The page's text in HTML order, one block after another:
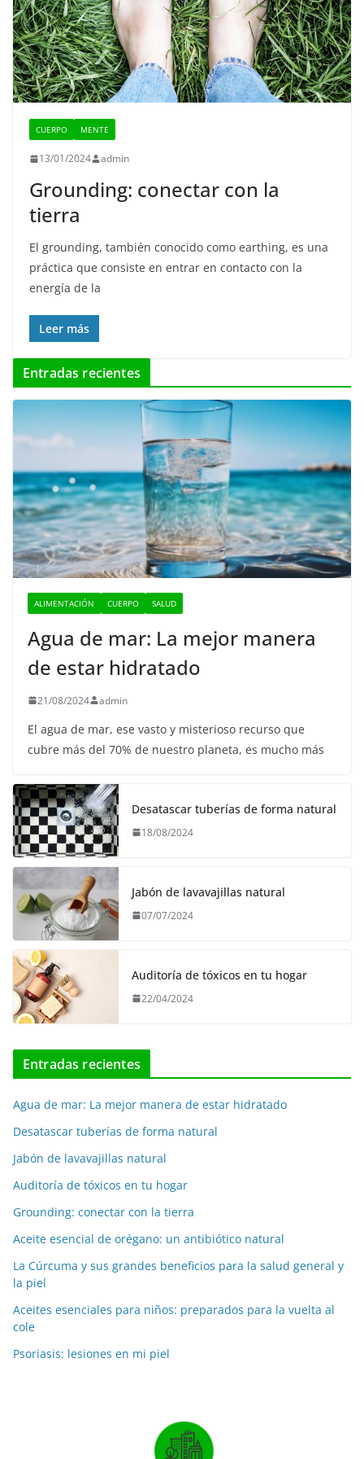
CUERPO MENTE
13/01/2024 admin
Grounding: conectar con la
tierra
El grounding, también conocido como earthing, es una
práctica que consiste en entrar en contacto con la
energía de la
Leer más
Entradas recientes
ALIMENTACIÓN CUERPO SALUD
Agua de mar: La mejor manera
de estar hidratado
21/08/2024 admin
El agua de mar, ese vasto y misterioso recurso que
cubre más del 70% de nuestro planeta, es mucho más
Desatascar tuberías de forma natural
18/08/2024
Jabón de lavavajillas natural
07/07/2024
Auditoría de tóxicos en tu hogar
22/04/2024
Entradas recientes
Agua de mar: La mejor manera de estar hidratado
Desatascar tuberías de forma natural
Jabón de lavavajillas natural
Auditoría de tóxicos en tu hogar
Grounding: conectar con la tierra
Aceite esencial de orégano: un antibiótico natural
La Cúrcuma y sus grandes beneficios para la salud general y
la piel
Aceites esenciales para niños: preparados para la vuelta al
cole
Psoriasis: lesiones en mi piel